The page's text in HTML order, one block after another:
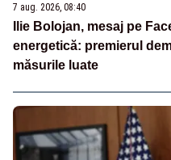
7 aug. 2026, 08:40
Ilie Bolojan, mesaj pe
energetică: premierul
măsurile luate